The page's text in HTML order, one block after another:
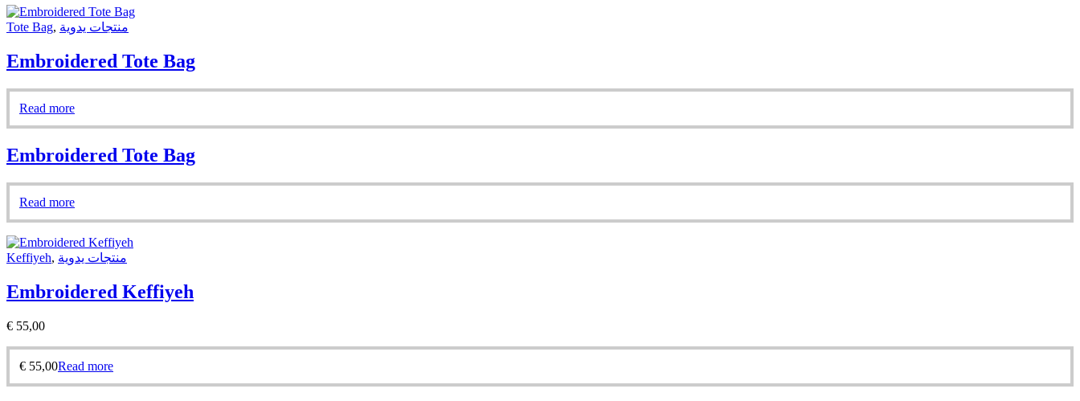
Tote Bag, منتجات يدوية
Embroidered Tote Bag
Read more
Embroidered Tote Bag
Read more
Keffiyeh, منتجات يدوية
Embroidered Keffiyeh
€ 55,00
€ 55,00Read more